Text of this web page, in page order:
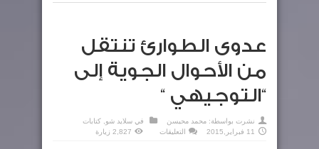
عدوى الطوارئ تنتقل
من الأحوال الجوية إلى
“التوجيهي “
نشرت بواسطة: محمد محيسن في سلايد شو, كتابات
11 فبراير,2015
التعليقات 2,827 زيارة